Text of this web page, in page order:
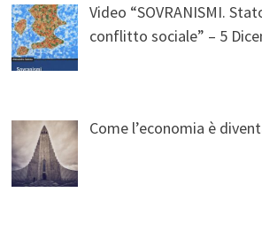
Video “SOVRANISMI.
conflitto sociale” – 5
Come l’economia è